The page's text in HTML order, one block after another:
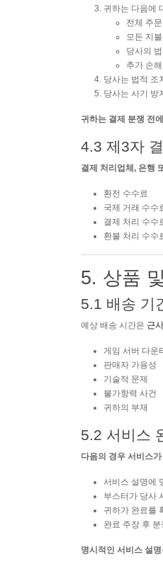
귀하는 다음에
전체 주
모든 지
당사의
추가 손해
당사는 법적 조
당사는 사기 방
귀하는 결제 분쟁 전
4.3 제3자
결제 처리업체, 은행
환전 수수료
국제 거래 수수
결제 처리 수수
환불 처리 수수
5. 상품
5.1 배송 기
예상 배송 시간은 근
게임 서버 다운
판매자 가용성
기술적 문제
불가항력 사건
귀하의 부재
5.2 서비스
다음의 경우 서비스
서비스 설명에
부스터가 당사
귀하가 완료를
완료 주장 후
명시적인 서비스 설